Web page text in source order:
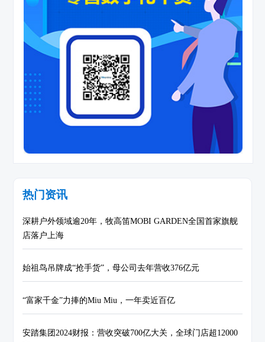
热门资讯
深耕户外领域逾20年，牧高笛MOBI GARDEN全国首家旗舰
店落户上海
始祖鸟吊牌成“抢手货”，母公司去年营收376亿元
“富家千金”力捧的Miu Miu，一年卖近百亿
安踏集团2024财报：营收突破700亿大关，全球门店超12000